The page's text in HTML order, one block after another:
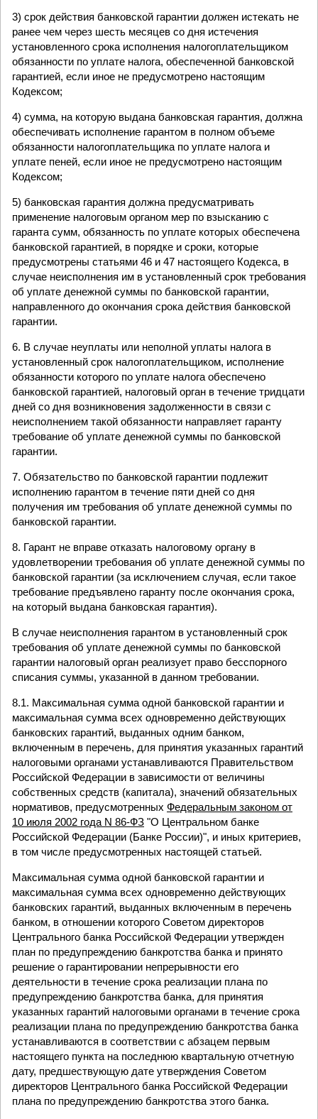
3) срок действия банковской гарантии должен истекать не
ранее чем через шесть месяцев со дня истечения
установленного срока исполнения налогоплательщиком
обязанности по уплате налога, обеспеченной банковской
гарантией, если иное не предусмотрено настоящим
Кодексом;
4) сумма, на которую выдана банковская гарантия, должна
обеспечивать исполнение гарантом в полном объеме
обязанности налогоплательщика по уплате налога и
уплате пеней, если иное не предусмотрено настоящим
Кодексом;
5) банковская гарантия должна предусматривать
применение налоговым органом мер по взысканию с
гаранта сумм, обязанность по уплате которых обеспечена
банковской гарантией, в порядке и сроки, которые
предусмотрены статьями 46 и 47 настоящего Кодекса, в
случае неисполнения им в установленный срок требования
об уплате денежной суммы по банковской гарантии,
направленного до окончания срока действия банковской
гарантии.
6. В случае неуплаты или неполной уплаты налога в
установленный срок налогоплательщиком, исполнение
обязанности которого по уплате налога обеспечено
банковской гарантией, налоговый орган в течение тридцати
дней со дня возникновения задолженности в связи с
неисполнением такой обязанности направляет гаранту
требование об уплате денежной суммы по банковской
гарантии.
7. Обязательство по банковской гарантии подлежит
исполнению гарантом в течение пяти дней со дня
получения им требования об уплате денежной суммы по
банковской гарантии.
8. Гарант не вправе отказать налоговому органу в
удовлетворении требования об уплате денежной суммы по
банковской гарантии (за исключением случая, если такое
требование предъявлено гаранту после окончания срока,
на который выдана банковская гарантия).
В случае неисполнения гарантом в установленный срок
требования об уплате денежной суммы по банковской
гарантии налоговый орган реализует право бесспорного
списания суммы, указанной в данном требовании.
8.1. Максимальная сумма одной банковской гарантии и
максимальная сумма всех одновременно действующих
банковских гарантий, выданных одним банком,
включенным в перечень, для принятия указанных гарантий
налоговыми органами устанавливаются Правительством
Российской Федерации в зависимости от величины
собственных средств (капитала), значений обязательных
нормативов, предусмотренных Федеральным законом от
10 июля 2002 года N 86-ФЗ "О Центральном банке
Российской Федерации (Банке России)", и иных критериев,
в том числе предусмотренных настоящей статьей.
Максимальная сумма одной банковской гарантии и
максимальная сумма всех одновременно действующих
банковских гарантий, выданных включенным в перечень
банком, в отношении которого Советом директоров
Центрального банка Российской Федерации утвержден
план по предупреждению банкротства банка и принято
решение о гарантировании непрерывности его
деятельности в течение срока реализации плана по
предупреждению банкротства банка, для принятия
указанных гарантий налоговыми органами в течение срока
реализации плана по предупреждению банкротства банка
устанавливаются в соответствии с абзацем первым
настоящего пункта на последнюю квартальную отчетную
дату, предшествующую дате утверждения Советом
директоров Центрального банка Российской Федерации
плана по предупреждению банкротства этого банка.